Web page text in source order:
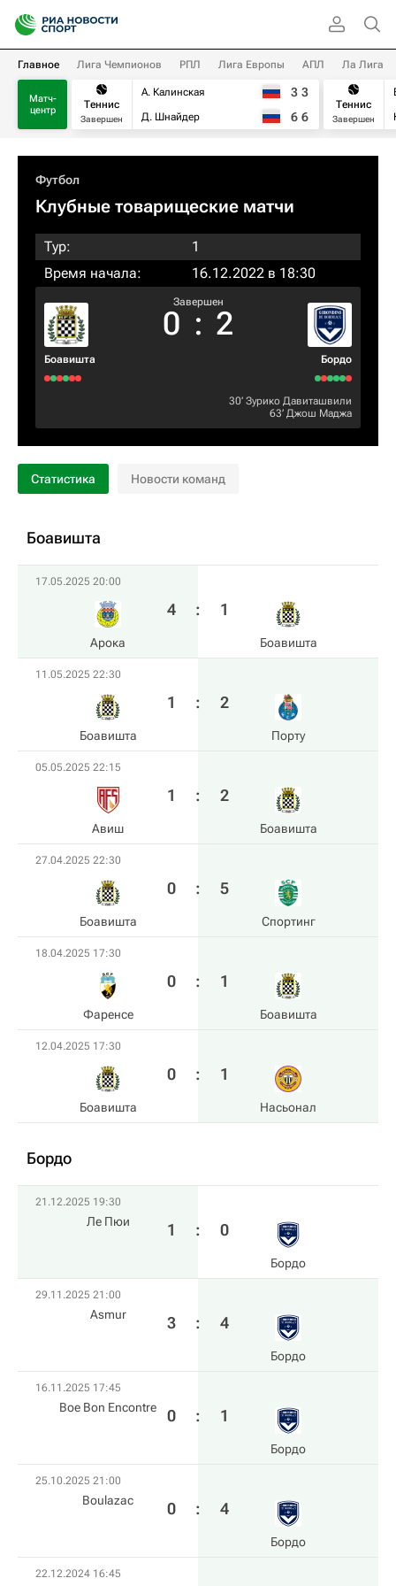
Главное Лига Чемпионов РПЛ Лига Европы АПЛ Ла Лига
Матч-
центр
Теннис
Завершен
А. Калинская
Д. Шнайдер
3 3
6 6
Теннис
Завершен
Футбол
Клубные товарищеские матчи
Тур:
1
Время начала:
16.12.2022 в 18:30
Боавишта
Завершен
0 : 2
Бордо
30‎’‎ Зурико Давиташвили
63‎’‎ Джош Маджа
Статистика Новости команд
Боавишта
17.05.2025 20:00
Арока
4 : 1
Боавишта
11.05.2025 22:30
Боавишта
1 : 2
Порту
05.05.2025 22:15
Авиш
1 : 2
Боавишта
27.04.2025 22:30
Боавишта
0 : 5
Спортинг
18.04.2025 17:30
Фаренсе
0 : 1
Боавишта
12.04.2025 17:30
Боавишта
0 : 1
Насьонал
Бордо
21.12.2025 19:30
Ле Пюи 1 : 0
Бордо
29.11.2025 21:00
Asmur 3 : 4
Бордо
16.11.2025 17:45
Boe Bon Encontre 0 : 1
Бордо
25.10.2025 21:00
Boulazac 0 : 4
Бордо
22.12.2024 16:45